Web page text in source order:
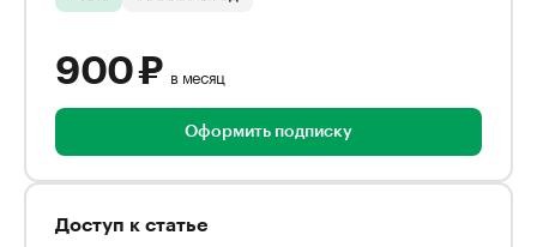
900 ₽ в месяц
Оформить подписку
Доступ к статье